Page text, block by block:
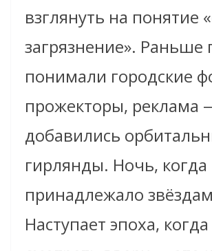
взглянуть на понятие
загрязнение». Раньше
понимали городские
прожекторы, реклама
добавились
гирлянды. Ночь, когда
принадлежало
Наступает эпоха, когда